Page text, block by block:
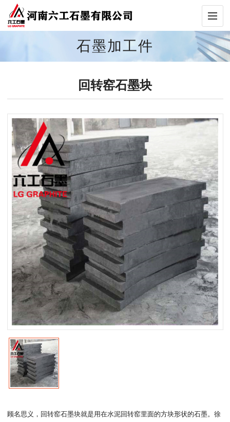
石墨加工件
回转窑石墨块
顾名思义，回转窑石墨块就是用在水泥回转窑里面的方块形状的石墨。徐